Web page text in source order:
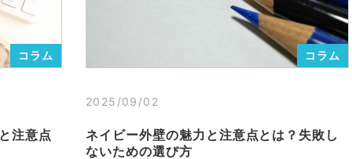
コラム
注意点
コラム
2025/09/02
ネイビー外壁の魅力と注意点とは？失敗し
ないための選び方